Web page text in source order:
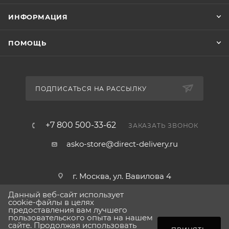
но и надёжность: конструкция без разборных
минимальные расходы на обслуживание. Выбирая
ИНФОРМАЦИЯ
ПОМОЩЬ
ПОДПИСАТЬСЯ НА РАССЫЛКУ
+7 800 500-33-62 ЗАКАЗАТЬ ЗВОНОК
asko-store@direct-delivery.ru
г. Москва, ул. Вавилова 4
2026 © Сделано в direct-delivery.ru
Данный веб-сайт использует
cookie-файлы в целях
предоставления вам лучшего
пользовательского опыта на нашем
сайте. Продолжая использовать